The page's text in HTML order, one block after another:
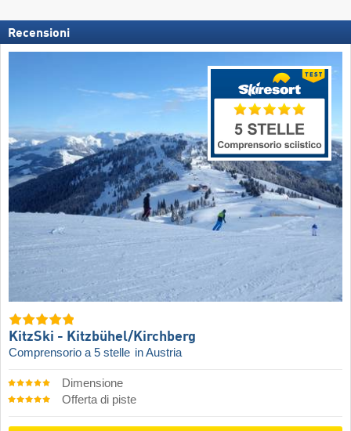
Recensioni
KitzSki - Kitzbühel/​Kirchberg
Comprensorio a 5 stelle in Austria
Dimensione
Offerta di piste